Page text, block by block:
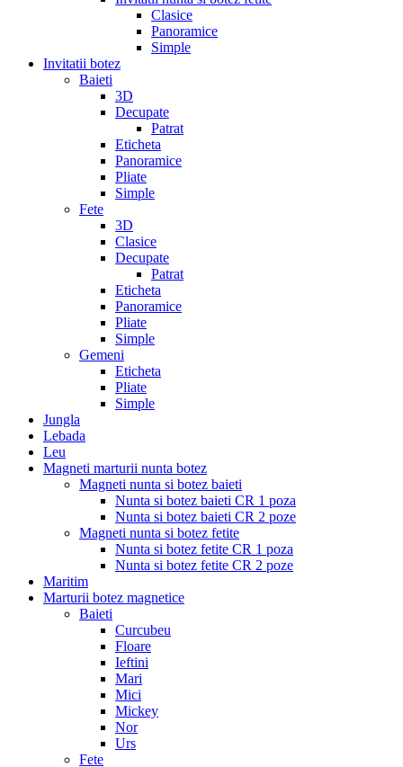
Clasice
Panoramice
Simple
Invitatii botez
Baieti
3D
Decupate
Patrat
Eticheta
Panoramice
Pliate
Simple
Fete
3D
Clasice
Decupate
Patrat
Eticheta
Panoramice
Pliate
Simple
Gemeni
Eticheta
Pliate
Simple
Jungla
Lebada
Leu
Magneti marturii nunta botez
Magneti nunta si botez baieti
Nunta si botez baieti CR 1 poza
Nunta si botez baieti CR 2 poze
Magneti nunta si botez fetite
Nunta si botez fetite CR 1 poza
Nunta si botez fetite CR 2 poze
Maritim
Marturii botez magnetice
Baieti
Curcubeu
Floare
Ieftini
Mari
Mici
Mickey
Nor
Urs
Fete